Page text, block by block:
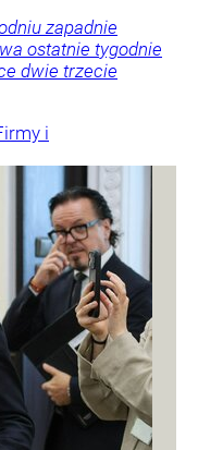
zapadnie
ostatnie tygodnie
dwie trzecie
i